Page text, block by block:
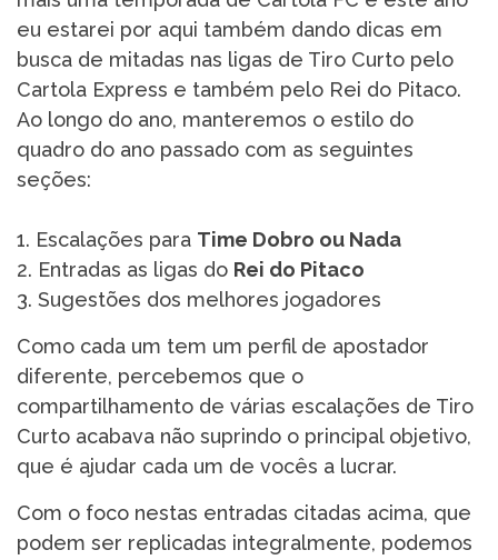
eu estarei por aqui também dando dicas em
busca de mitadas nas ligas de Tiro Curto pelo
Cartola Express e também pelo Rei do Pitaco.
Ao longo do ano, manteremos o estilo do
quadro do ano passado com as seguintes
seções:
1. Escalações para Time Dobro ou Nada
2. Entradas as ligas do Rei do Pitaco
3. Sugestões dos melhores jogadores
Como cada um tem um perfil de apostador
diferente, percebemos que o
compartilhamento de várias escalações de Tiro
Curto acabava não suprindo o principal objetivo,
que é ajudar cada um de vocês a lucrar.
Com o foco nestas entradas citadas acima, que
podem ser replicadas integralmente, podemos